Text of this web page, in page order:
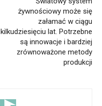
żywnościowy może się
załamać w ciągu
kilkudziesięciu lat. Potrzebne
są innowacje i bardziej
zrównoważone metody
produkcji